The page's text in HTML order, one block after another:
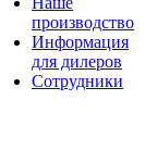
производство
Информация
для дилеров
Сотрудники